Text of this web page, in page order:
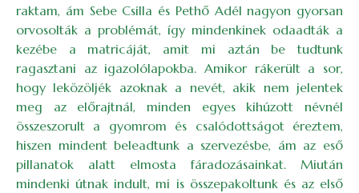
raktam, ám Sebe Csilla és Pethő Adél nagyon gyorsan
orvosolták a problémát, így mindenkinek odaadták a
kezébe a matricáját, amit mi aztán be tudtunk
ragasztani az igazolólapokba. Amikor rákerült a sor,
hogy leközöljék azoknak a nevét, akik nem jelentek
meg az előrajtnál, minden egyes kihúzott névnél
összeszorult a gyomrom és csalódottságot éreztem,
hiszen mindent beleadtunk a szervezésbe, ám az eső
pillanatok alatt elmosta fáradozásainkat. Miután
mindenki útnak indult, mi is összepakoltunk és az első